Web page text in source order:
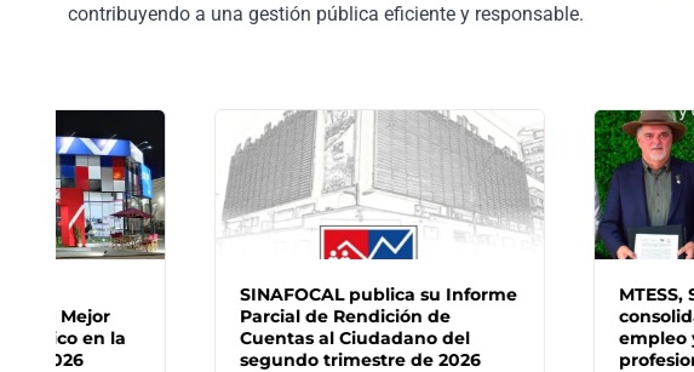
contribuyendo a una gestión pública eficiente y responsable.
SINAFOCAL publica su Informe
Parcial de Rendición de
Cuentas al Ciudadano del
segundo trimestre de 2026
MTESS, SINAFOCAL y
consolidan una
empleo y la formación